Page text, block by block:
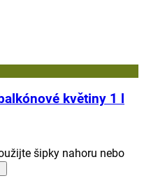
květiny 1 l
šipky nahoru nebo